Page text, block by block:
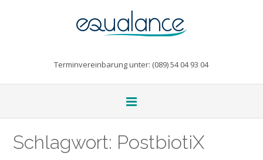
Terminvereinbarung unter: (089) 54 04 93 04
Schlagwort: PostbiotiX